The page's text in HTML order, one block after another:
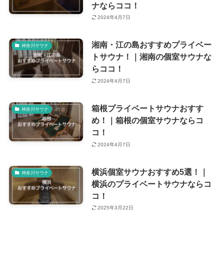
ナならココ！
2024年4月7日
神奈川サウナ
湘南・江の島おすすめプライベー
トサウナ！｜湘南の個室サウナな
らココ！
2024年4月7日
神奈川サウナ
箱根プライベートサウナおすす
め！｜箱根の個室サウナならコ
コ！
2024年4月7日
神奈川サウナ
横浜個室サウナおすすめ5選！｜
横浜のプライベートサウナならコ
コ！
2025年3月22日